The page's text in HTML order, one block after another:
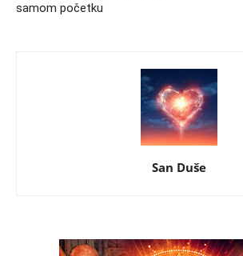
samom početku
San Duše